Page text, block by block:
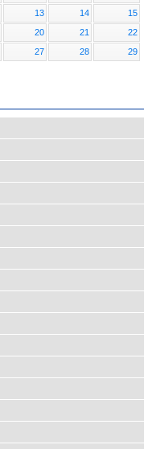
13 14
15
20 21
22
27 28
29